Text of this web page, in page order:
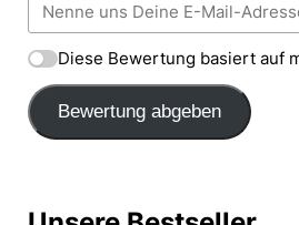
Diese Bewertung basiert auf
Bewertung abgeben